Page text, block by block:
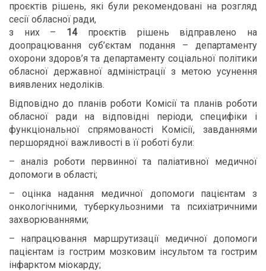
проєктів рішень, які були рекомендовані на розгляд
сесії обласної ради,
з них – 14 проєктів рішень відправлено на
доопрацювання суб’єктам подання – департаменту
охорони здоров’я та департаменту соціальної політики
обласної державної адміністрації з метою усунення
виявлених недоліків.
Відповідно до планів роботи Комісії та планів роботи
обласної ради на відповідні періоди, специфіки і
функціональної спрямованості Комісії, завданнями
першорядної важливості в її роботі були:
– аналіз роботи первинної та паліативної медичної
допомоги в області;
– оцінка надання медичної допомоги пацієнтам з
онкологічними, туберкульозними та психіатричними
захворюваннями;
– напрацювання маршрутизації медичної допомоги
пацієнтам із гострим мозковим інсультом та гострим
інфарктом міокарду;